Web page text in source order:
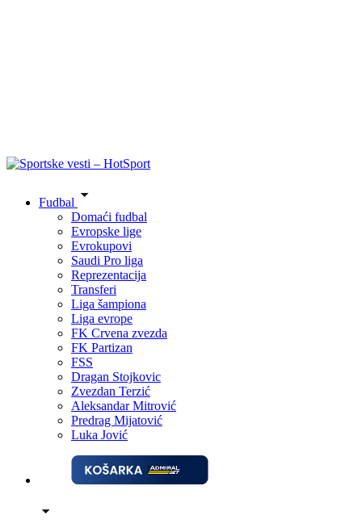
Fudbal
Domaći fudbal
Evropske lige
Evrokupovi
Saudi Pro liga
Reprezentacija
Transferi
Liga šampiona
Liga evrope
FK Crvena zvezda
FK Partizan
FSS
Dragan Stojkovic
Zvezdan Terzić
Aleksandar Mitrović
Predrag Mijatović
Luka Jović